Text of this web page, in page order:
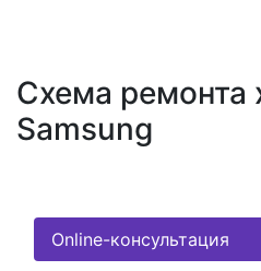
Схема ремонта
Samsung
Online-консультация